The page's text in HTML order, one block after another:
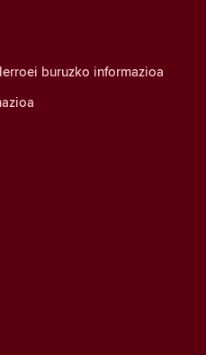
buruzko informazioa